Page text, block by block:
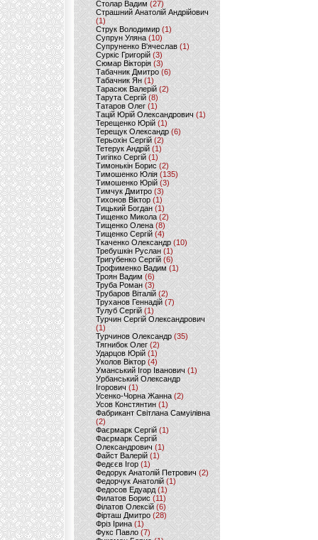
Столар Вадим(27)
Страшний Анатолій Андрійович
(1)
Струк Володимир (1)
Супрун Уляна (10)
Супруненко В'ячеслав (1)
Суркіс Григорій (3)
Сюмар Вікторія (3)
Табачник Дмитро (6)
Табачник Ян(1)
Тарасюк Валерій (2)
Тарута Сергій (8)
Татаров Олег(1)
Тацій Юрій Олександрович(1)
Терещенко Юрій(1)
Терещук Олександр(6)
Терьохін Сергій (2)
Тетерук Андрій (1)
Тигіпко Сергій(1)
Тимонькін Борис (2)
Тимошенко Юлія (135)
Тимошенко Юрій(3)
Тимчук Дмитро (3)
Тихонов Віктор (1)
Тицький Богдан (1)
Тищенко Микола (2)
Тищенко Олена (8)
Тищенко Сергій (4)
Ткаченко Олександр (10)
Требушкін Руслан (1)
Тригубенко Сергій(6)
Трофименко Вадим (1)
Троян Вадим (6)
Труба Роман(3)
Трубаров Віталій (2)
Труханов Геннадій (7)
Тулуб Сергій(1)
Турчин Сергій Олександрович
(1)
Турчинов Олександр(35)
Тягнибок Олег (2)
Ударцов Юрій (1)
Уколов Віктор(4)
Уманський Ігор Іванович(1)
Урбанський Олександр
Ігорович (1)
Усенко-Чорна Жанна (2)
Усов Констянтин(1)
Фабрикант Світлана Самуілівна
(2)
Фаєрмарк Сергій(1)
Фаєрмарк Сергій
Олександрович (1)
Файст Валерій(1)
Федєєв Ігор (1)
Федорук Анатолій Петрович (2)
Федорчук Анатолій (1)
Федосов Едуард (1)
Филатов Борис (11)
Філатов Олексій (6)
Фірташ Дмитро (28)
Фріз Ірина (1)
Фукс Павло (7)